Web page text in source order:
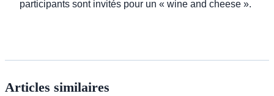
participants sont invités pour un « wine and cheese ».
Articles similaires